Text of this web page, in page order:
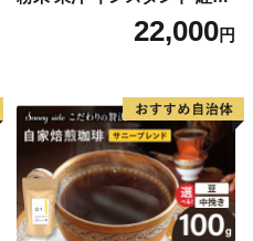
ティー ビタミンC 袋 ロング
セラー 粉末飲料 粉末茶 簡単
22,000円